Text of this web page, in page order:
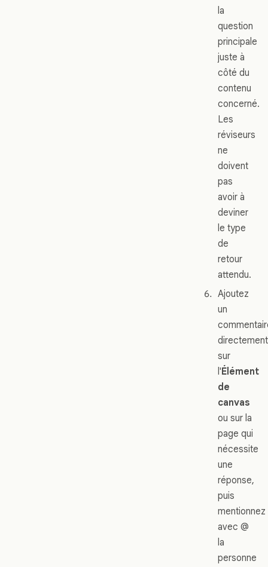
la
question
principale
juste à
côté du
contenu
concerné.
Les
réviseurs
ne
doivent
pas
avoir à
deviner
le type
de
retour
attendu.
Ajoutez
un
directement
sur
l'Élément
de
canvas
ou sur la
page qui
nécessite
une
réponse,
puis
mentionnez
avec @
la
personne